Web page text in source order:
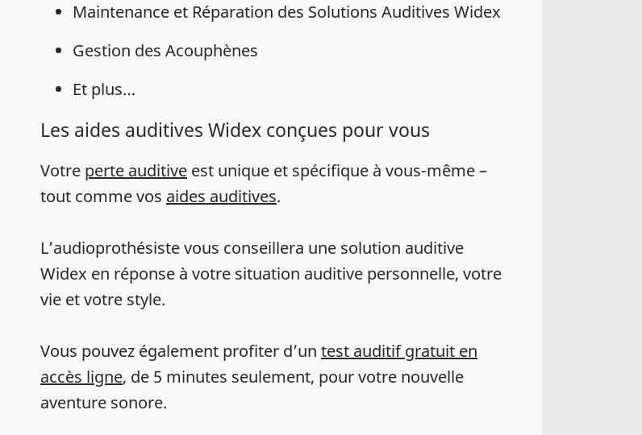
Maintenance et Réparation des Solutions Auditives Widex
Gestion des Acouphènes
Et plus…
Les aides auditives Widex conçues pour vous
Votre perte auditive est unique et spécifique à vous-même –
tout comme vos aides auditives.
L’audioprothésiste vous conseillera une solution auditive
Widex en réponse à votre situation auditive personnelle, votre
vie et votre style.
Vous pouvez également profiter d’un test auditif gratuit en
accès ligne, de 5 minutes seulement, pour votre nouvelle
aventure sonore.